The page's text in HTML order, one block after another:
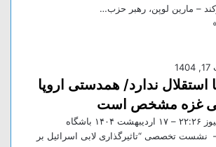
– مارین لوپن، رهبر حزب…
استقلال ندارد/ همدستی اروپا
غزه مشخص است
به گزارش کاوک نیوز ۲۲:۲۶ – ۱۷ ارديبهشت ۱۴۰۴ باشگاه
نشست تخصصی “تاثیرگذاری لابی اسرائیل بر